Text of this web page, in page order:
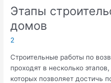
купить
участок
в
Ленинградской
Этапы
домов
2
Строительные работы по
проходят в несколько
которых позволяет достичь